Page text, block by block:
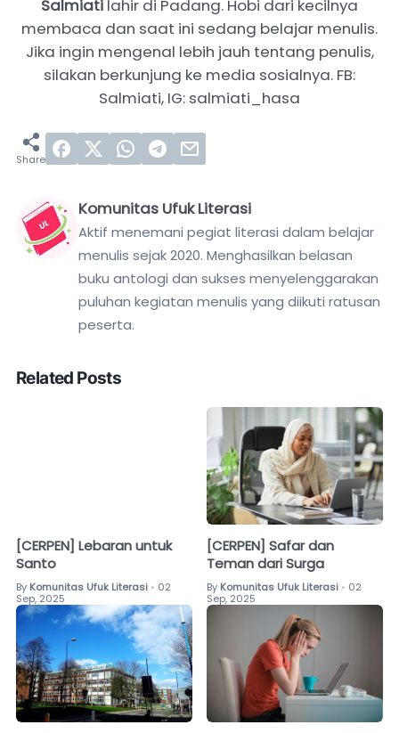
Salmiati lahir di Padang. Hobi dari kecilnya
membaca dan saat ini sedang belajar menulis.
Jika ingin mengenal lebih jauh tentang penulis,
silakan berkunjung ke media sosialnya. FB:
Salmiati, IG: salmiati_hasa
Komunitas Ufuk Literasi
Aktif menemani pegiat literasi dalam belajar
menulis sejak 2020. Menghasilkan belasan
buku antologi dan sukses menyelenggarakan
puluhan kegiatan menulis yang diikuti ratusan
peserta.
Related Posts
[CERPEN] Lebaran untuk
Santo
By Komunitas Ufuk Literasi • 02
Sep, 2025
[CERPEN] Safar dan
Teman dari Surga
By Komunitas Ufuk Literasi • 02
Sep, 2025